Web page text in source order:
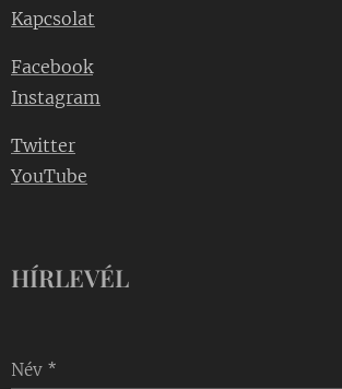
Kapcsolat
Facebook
Instagram
Twitter
YouTube
HÍRLEVÉL
Név